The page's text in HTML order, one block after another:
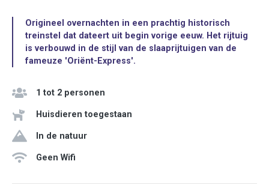
Origineel overnachten in een prachtig historisch
treinstel dat dateert uit begin vorige eeuw. Het rijtuig
is verbouwd in de stijl van de slaaprijtuigen van de
fameuze 'Oriënt-Express'.
1 tot 2 personen
Huisdieren toegestaan
In de natuur
Geen Wifi